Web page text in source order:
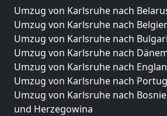
Umzug von Karlsruhe nach
Umzug von Karlsruhe nach
Umzug von Karlsruhe nach
Umzug von Karlsruhe nach
Umzug von Karlsruhe nach
Umzug von Karlsruhe nach
Umzug von Karlsruhe nach
und Herzegowina